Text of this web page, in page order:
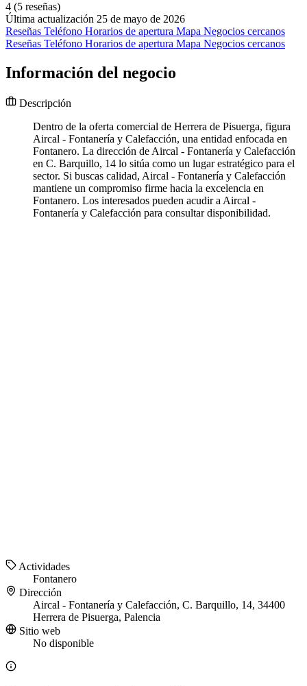
4 (5 reseñas)
Última actualización 25 de mayo de 2026
Reseñas Teléfono Horarios de apertura Mapa Negocios cercanos
Reseñas Teléfono Horarios de apertura Mapa Negocios cercanos
Información del negocio
Descripción
Dentro de la oferta comercial de Herrera de Pisuerga, figura
Aircal - Fontanería y Calefacción, una entidad enfocada en
Fontanero. La dirección de Aircal - Fontanería y Calefacción
en C. Barquillo, 14 lo sitúa como un lugar estratégico para el
sector. Si buscas calidad, Aircal - Fontanería y Calefacción
mantiene un compromiso firme hacia la excelencia en
Fontanero. Los interesados pueden acudir a Aircal -
Fontanería y Calefacción para consultar disponibilidad.
Actividades
Fontanero
Dirección
Aircal - Fontanería y Calefacción, C. Barquillo, 14, 34400
Herrera de Pisuerga, Palencia
Sitio web
No disponible